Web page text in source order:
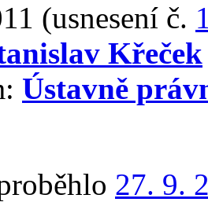
(usnesení č.
Křeček
Ústavně
27. 9.